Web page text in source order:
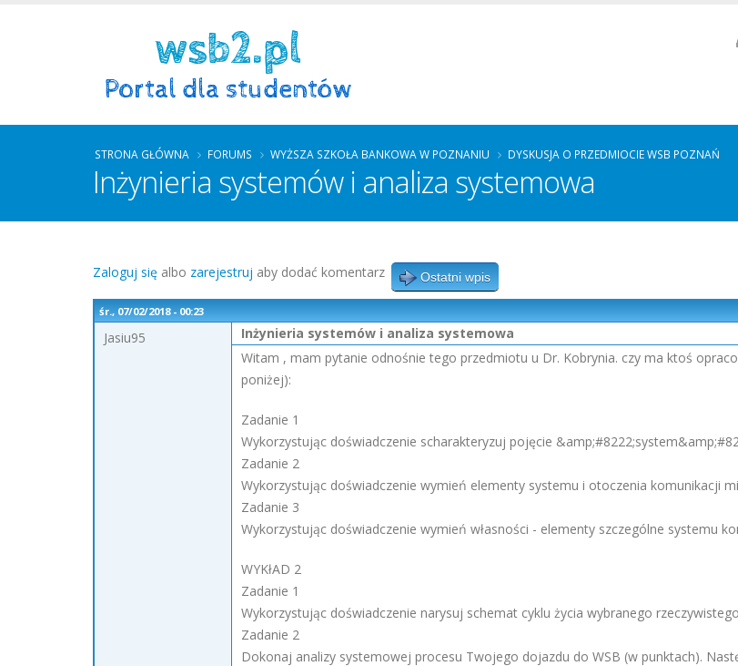
STRONA GŁÓWNA FORUMS WYŻSZA SZKOŁA BANKOWA W POZNANIU DYSKUSJA O PRZEDMIOCIE WSB POZNAŃ
Inżynieria systemów i analiza systemowa
Zaloguj się albo zarejestruj aby dodać komentarz Ostatni wpis
śr., 07/02/2018 - 00:23
Jasiu95
Inżynieria systemów i analiza systemowa
Witam , mam pytanie odnośnie tego przedmiotu u Dr. Kobrynia. czy ma ktoś
poniżej):
Zadanie 1
Wykorzystując doświadczenie scharakteryzuj pojęcie
Zadanie 2
Wykorzystując doświadczenie wymień elementy systemu i otoczenia komunikacji
Zadanie 3
Wykorzystując doświadczenie wymień własności - elementy szczególne systemu
WYKłAD 2
Zadanie 1
Wykorzystując doświadczenie narysuj schemat cyklu życia wybranego
Zadanie 2
Dokonaj analizy systemowej procesu Twojego dojazdu do WSB (w punktach).